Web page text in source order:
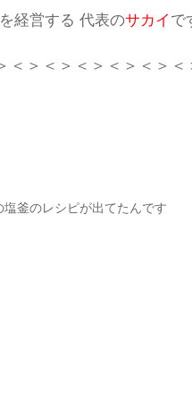
経営する 代表のサカイ で
＜＞＜＞＜＞＜＞＜＞
釜のレシピが出てたんです